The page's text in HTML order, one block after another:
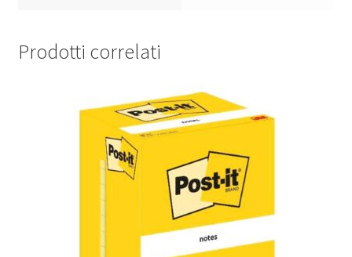
Prodotti correlati